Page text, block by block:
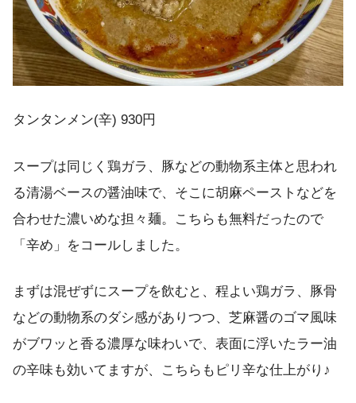
タンタンメン(辛) 930円
スープは同じく鶏ガラ、豚などの動物系主体と思われ
る清湯ベースの醤油味で、そこに胡麻ペーストなどを
合わせた濃いめな担々麺。こちらも無料だったので
「辛め」をコールしました。
まずは混ぜずにスープを飲むと、程よい鶏ガラ、豚骨
などの動物系のダシ感がありつつ、芝麻醤のゴマ風味
がブワッと香る濃厚な味わいで、表面に浮いたラー油
の辛味も効いてますが、こちらもピリ辛な仕上がり♪